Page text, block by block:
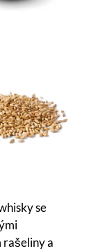
se
rašeliny a